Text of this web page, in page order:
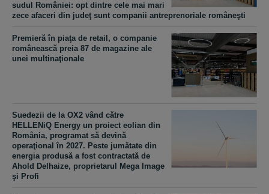
sudul României: opt dintre cele mai mari
zece afaceri din judeţ sunt companii antreprenoriale româneşti
Premieră în piaţa de retail, o companie
românească preia 87 de magazine ale
unei multinaţionale
Suedezii de la OX2 vând către
HELLENiQ Energy un proiect eolian din
România, programat să devină
operaţional în 2027. Peste jumătate din
energia produsă a fost contractată de
Ahold Delhaize, proprietarul Mega Image
şi Profi